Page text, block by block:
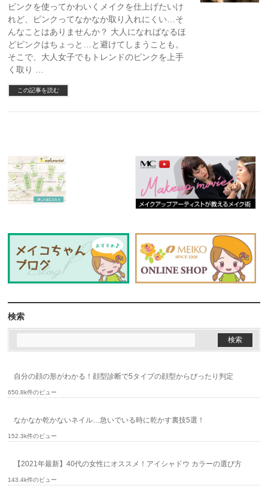
ピンクを使ってかわいくメイクを仕上げたいけ
れど、ピンクってなかなか取り入れにくい…そ
んなことはありませんか？ 大人になればなるほ
どピンクはちょっと…と避けてしまうことも。
そこで、大人女子でもトレンドのピンクを上手
く取り …
この記事を読む
検索
自分の顔の形がわかる！顔型診断で5タイプの顔型からぴったり判定
650.8k件のビュー
なかなか乾かないネイル…急いでいる時に乾かす裏技5選！
152.3k件のビュー
【2021年最新】40代の女性にオススメ！アイシャドウ カラーの選び方
143.4k件のビュー